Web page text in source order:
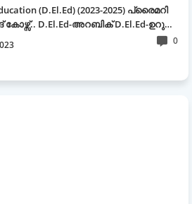
(D.El.Ed) (2023-2025) പ്രൈമറി
D.El.Ed-അറബിക് D.El.Ed-ഉറു…
0